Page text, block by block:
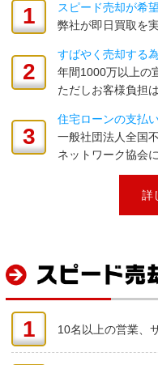
1
スピード売却が希
弊社が即日買取を
2
すばやく売却する
年間1000万以上の
ただしお客様負担
3
住宅ローンの支払
一般社団法人全国
ネットワーク協会
詳
1 10名以上の営業、